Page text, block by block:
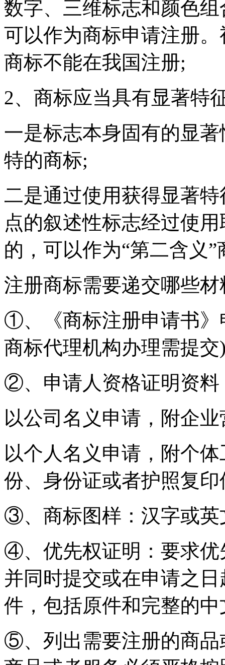
数字、三维标志和颜色
可以作为商标申请注册
商标不能在我国注册;
2、商标应当具有显著特
一是标志本身固有的显
特的商标;
二是通过使用获得显著
点的叙述性标志经过使
的，可以作为“第二含义”
注册商标需要递交哪些材
①、《商标注册申请书》
商标代理机构办理需提交
②、申请人资格证明资料
以公司名义申请，附企
以个人名义申请，附个
份、身份证或者护照复印
③、商标图样：汉字或英
④、优先权证明：要求优
并同时提交或在申请之
件，包括原件和完整的中
⑤、列出需要注册的商品